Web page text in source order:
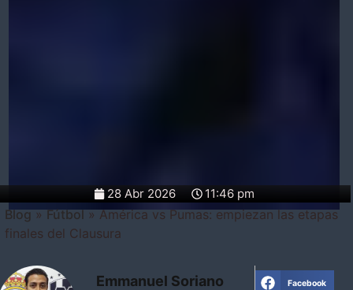
28 Abr 2026 11:46 pm
Blog»Fútbol»América vs Pumas: empiezan las etapas
finales del Clausura
Emmanuel Soriano Facebook